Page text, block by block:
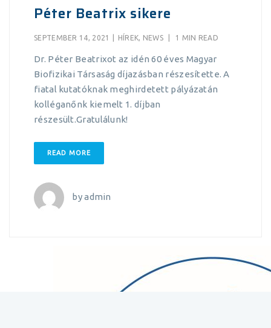
Péter Beatrix sikere
SEPTEMBER 14, 2021 HÍREK, NEWS 1 MIN READ
Dr. Péter Beatrixot az idén 60 éves Magyar
Biofizikai Társaság díjazásban részesítette. A
fiatal kutatóknak meghirdetett pályázatán
kolléganőnk kiemelt 1. díjban
részesült.Gratulálunk!
READ MORE
byadmin